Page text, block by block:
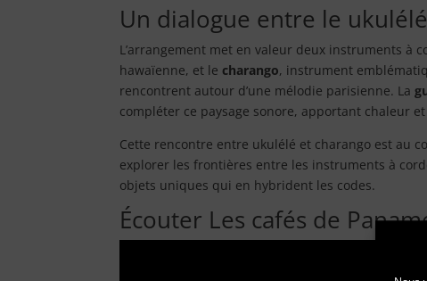
Un dialogue entre le
L’arrangement met en valeur deux instruments à
hawaïenne, et le charango, instrument
rencontrent autour d’une mélodie parisienne. La
compléter ce paysage sonore, apportant chaleur
Cette rencontre entre ukulélé et charango est au
explorer les frontières entre les instruments à
objets uniques qui en hybrident les codes.
Écouter Les cafés de